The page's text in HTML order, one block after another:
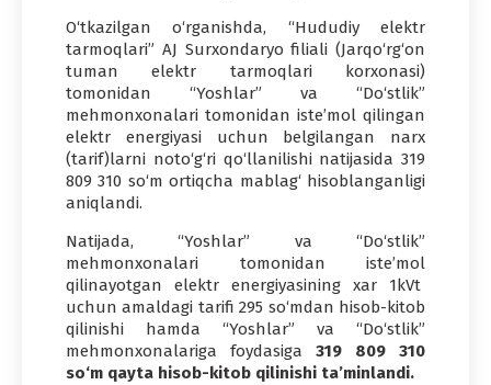
O‘tkazilgan o‘rganishda, “Hududiy elektr
tarmoqlari” AJ Surxondaryo filiali (Jarqo‘rg‘on
tuman elektr tarmoqlari korxonasi)
tomonidan “Yoshlar” va “Do‘stlik”
mehmonxonalari tomonidan iste’mol qilingan
elektr energiyasi uchun belgilangan narx
(tarif)larni noto‘g‘ri qo‘llanilishi natijasida 319
809 310 so‘m ortiqcha mablag‘ hisoblanganligi
aniqlandi.
Natijada, “Yoshlar” va “Do‘stlik”
mehmonxonalari tomonidan iste’mol
qilinayotgan elektr energiyasining xar 1kVt
uchun amaldagi tarifi 295 so‘mdan hisob-kitob
qilinishi hamda “Yoshlar” va “Do‘stlik”
mehmonxonalariga foydasiga 319 809 310
so‘m qayta hisob-kitob qilinishi ta’minlandi.